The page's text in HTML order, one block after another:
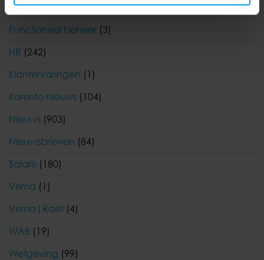
Financieel(55)
Functioneel beheer (3)
HR (242)
Klantervaringen (1)
Korento nieuws (104)
Nieuws (903)
Nieuwsbrieven (84)
Salaris (180)
Visma (1)
Visma|Raet (4)
WAB (19)
Wetgeving (99)